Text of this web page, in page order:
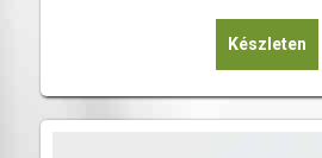
Készleten